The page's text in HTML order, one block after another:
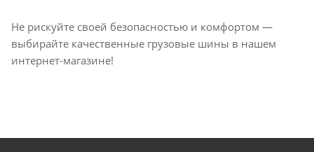
Не рискуйте своей безопасностью и комфортом —
выбирайте качественные грузовые шины в нашем
интернет-магазине!